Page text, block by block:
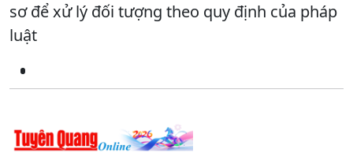
sơ để xử lý đối tượng theo quy định của pháp
luật